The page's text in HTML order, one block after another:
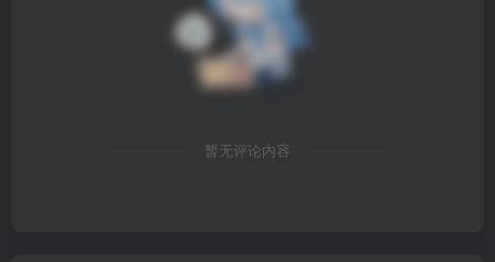
暂无评论内容